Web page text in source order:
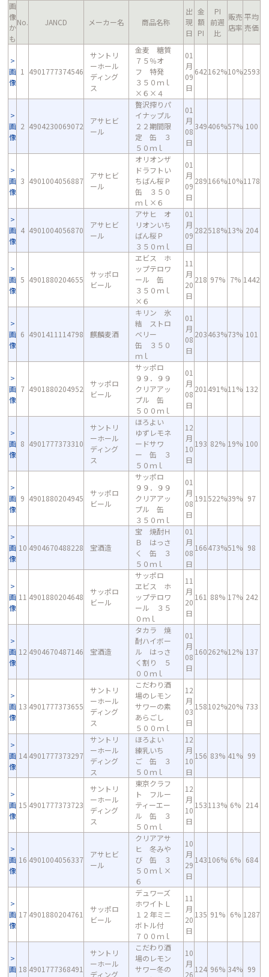
画
像
か
も
No. JANCD メーカー名 商品名称
出
現
日
金
額
PI
PI
前週
比
販売
店率
平均
売価
画
像
1 4901777374546
サントリ
ーホール
ディング
ス
金麦 糖質
７５％オ
フ 特発
３５０ｍｌ
×６×４
01
月
09
日
642162%10%2593
画
像
2 4904230069072
アサヒビ
ール
贅沢搾りパ
イナップル
２２期間限
定 缶 ３
５０ｍｌ
01
月
08
日
349406%57% 100
画
像
3 4901004056887
アサヒビ
ール
オリオンザ
ドラフトい
ちばん桜Ｐ
缶 ３５０
ｍｌ×６
01
月
09
日
289166%10%1178
画
像
4 4901004056870
アサヒビ
ール
アサヒ オ
リオンいち
ばん桜Ｐ
３５０ｍｌ
01
月
09
日
282518%13% 204
画
像
5 4901880204655
サッポロ
ビール
ヱビス ホ
ップテロワ
ール 缶
３５０ｍｌ
×６
11
月
20
日
218 97% 7% 1442
画
像
6 4901411114798 麒麟麦酒
キリン 氷
結 ストロ
ベリー
缶 ３５０
ｍｌ
01
月
08
日
203463%73% 101
画
像
7 4901880204952
サッポロ
ビール
サッポロ
９９．９９
クリアアッ
プル 缶
５００ｍｌ
01
月
08
日
201 491%11% 132
画
像
8 4901777373310
サントリ
ーホール
ディング
ス
ほろよい
ゆずレモネ
ードサワ
ー 缶 ３
５０ｍｌ
12
月
10
日
193 82% 19% 100
画
像
9 4901880204945
サッポロ
ビール
サッポロ
９９．９９
クリアアッ
プル 缶
３５０ｍｌ
01
月
08
日
191 522%39% 97
画
像
10 4904670488228 宝酒造
宝 焼酎Ｈ
Ｂ はっさ
く 缶 ３
５０ｍｌ
01
月
08
日
166473%51% 98
画
像
11 4901880204648
サッポロ
ビール
サッポロ
ヱビス ホ
ップテロワ
ール ３５
０ｍｌ
11
月
20
日
161 88% 17% 242
画
像
12 4904670487146 宝酒造
タカラ 焼
酎ハイボー
ル はっさ
く割り ５
００ｍｌ
01
月
08
日
160262%12% 137
画
像
13 4901777373655
サントリ
ーホール
ディング
ス
こだわり酒
場のレモン
サワーの素
あらごし
５００ｍｌ
12
月
03
日
158102%20% 733
画
像
14 4901777373297
サントリ
ーホール
ディング
ス
ほろよい
練乳いち
ご 缶 ３
５０ｍｌ
12
月
10
日
156 83% 41% 99
画
像
15 4901777373723
サントリ
ーホール
ディング
ス
東京クラフ
ト フルー
ティーエー
ル 缶 ３
５０ｍｌ
12
月
10
日
153113% 6% 214
画
像
16 4901004056337
アサヒビ
ール
クリアアサ
ヒ 冬みや
び 缶 ３
５０ｍｌ×
６
10
月
29
日
143106% 6% 684
画
像
17 4901880204761
サッポロ
ビール
デュワーズ
ホワイトＬ
１２年ミニ
ボトル付
７００ｍｌ
11
月
20
日
135 91% 6% 1287
画 18 4901777368491
サントリ
ーホール
ディング
こだわり酒
場のレモン
サワー冬の
10
月
26
124 96% 34% 99